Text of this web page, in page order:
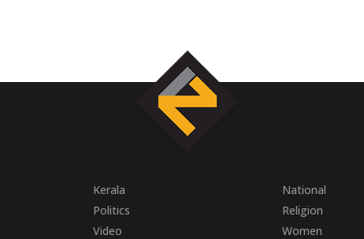
Kerala National
Politics Religion
Video Women